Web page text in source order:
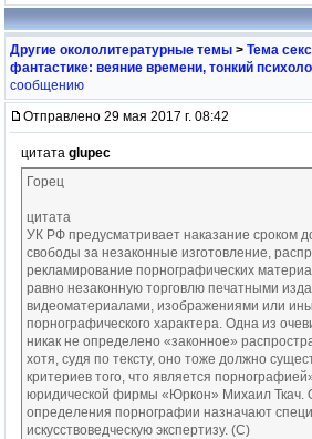
Другие окололитературные темы > Тема
фантастике: веяние времени, тонкий
сообщению
Отправлено 29 мая 2017 г. 08:42
цитата glupec
Горец
цитата
УК РФ предусматривает наказание сроком
свободы за незаконные изготовление,
рекламирование порнографических
равно незаконную торговлю печатными
видеоматериалами, изображениями или
порнографического характера. Одна из
никак не определено «законное»
хотя, судя по тексту, оно тоже должно
критериев того, что является
юридической фирмы «Юркон» Михаил Ткач.
определения порнографии назначают
искусствоведческую экспертизу. (С)